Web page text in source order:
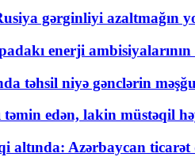
gərginliyi azaltmağın
enerji ambisiyalarının
təhsil niyə gənclərin
edən, lakin müstəqil
altında: Azərbaycan